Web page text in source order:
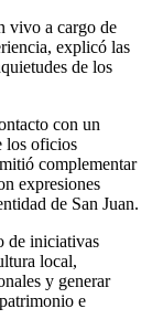
vivo a cargo de
explicó las
de los
con un
los oficios
complementar
expresiones
de San Juan.
de iniciativas
local,
y generar
e